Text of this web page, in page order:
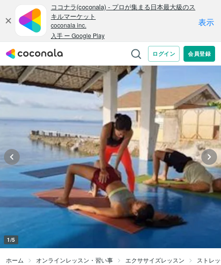
1/5
ホーム オンラインレッスン・習い事 エクササイズレッスン ストレ